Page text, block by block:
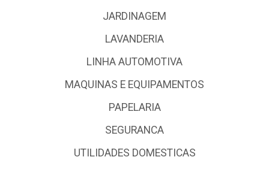
JARDINAGEM
LAVANDERIA
LINHA AUTOMOTIVA
MAQUINAS E EQUIPAMENTOS
PAPELARIA
SEGURANCA
UTILIDADES DOMESTICAS